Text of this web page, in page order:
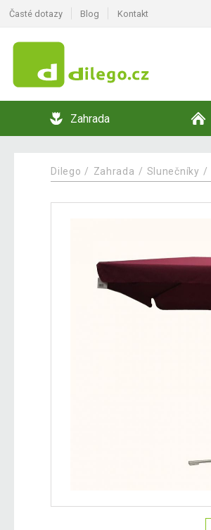
Časté dotazy Blog Kontakt
Zahrada
Dilego Zahrada Slunečníky